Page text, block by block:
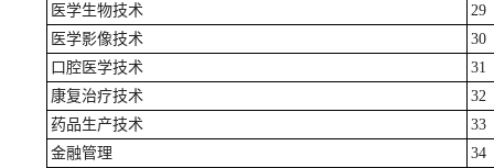
医学生物技术
29
医学影像技术
30
口腔医学技术
31
康复治疗技术
32
药品生产技术
33
金融管理
34